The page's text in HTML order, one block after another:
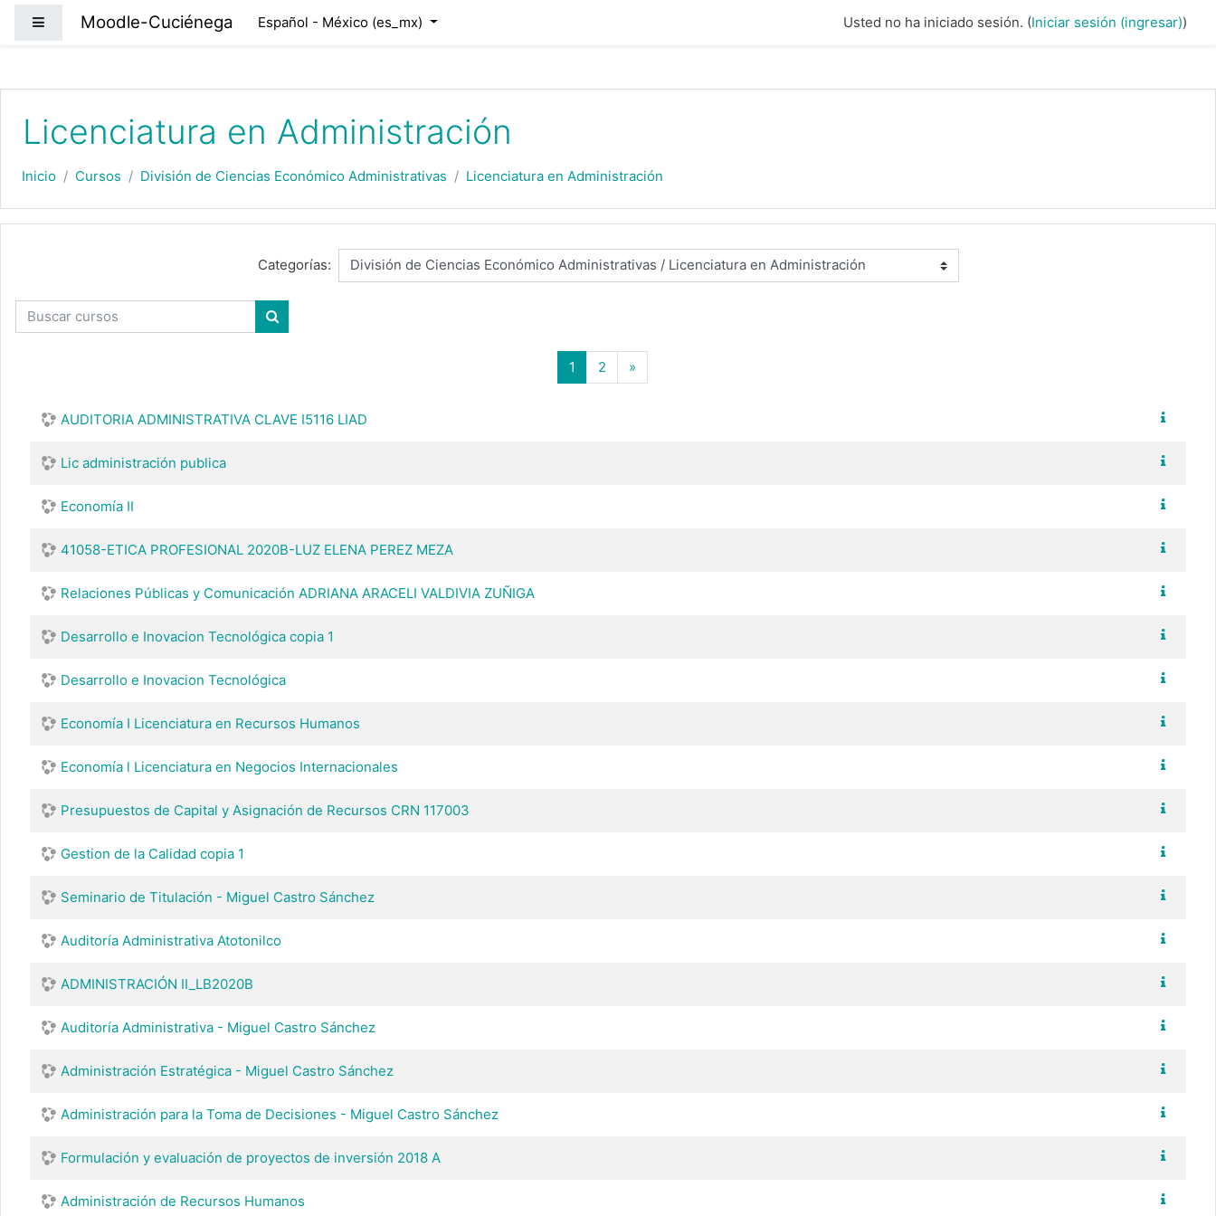
Pánel lateral
Moodle-Cuciénega Español - México ‎(es_mx)‎ Usted no ha iniciado sesión. (Iniciar sesión (ingresar))
Licenciatura en Administración
Inicio Cursos División de Ciencias Económico Administrativas Licenciatura en Administración
Categorías:
Buscar cursos
Buscar cursos
1 (actual)
2 »Página siguiente
AUDITORIA ADMINISTRATIVA CLAVE I5116 LIAD
Lic administración publica
Economía II
41058-ETICA PROFESIONAL 2020B-LUZ ELENA PEREZ MEZA
Relaciones Públicas y Comunicación ADRIANA ARACELI VALDIVIA ZUÑIGA
Desarrollo e Inovacion Tecnológica copia 1
Desarrollo e Inovacion Tecnológica
Economía I Licenciatura en Recursos Humanos
Economía l Licenciatura en Negocios Internacionales
Presupuestos de Capital y Asignación de Recursos CRN 117003
Gestion de la Calidad copia 1
Seminario de Titulación - Miguel Castro Sánchez
Auditoría Administrativa Atotonilco
ADMINISTRACIÓN II_LB2020B
Auditoría Administrativa - Miguel Castro Sánchez
Administración Estratégica - Miguel Castro Sánchez
Administración para la Toma de Decisiones - Miguel Castro Sánchez
Formulación y evaluación de proyectos de inversión 2018 A
Administración de Recursos Humanos